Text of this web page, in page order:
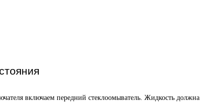
включаем передний стеклоомыватель. Жидкость должна